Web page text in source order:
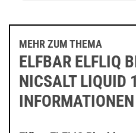
MEHR ZUM THEMA
ELFBAR ELFLIQ
NICSALT LIQUID